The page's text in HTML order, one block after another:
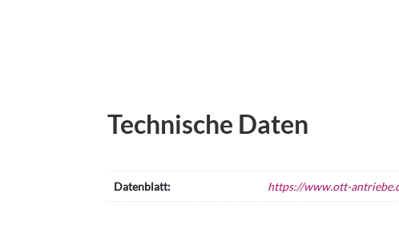
Technische Daten
Datenblatt: https://www.ott-